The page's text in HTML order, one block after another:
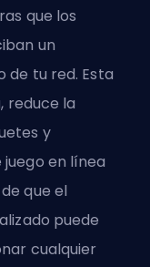
que los
un
tu red. Esta
reduce la
y
en línea
que el
puede
cualquier